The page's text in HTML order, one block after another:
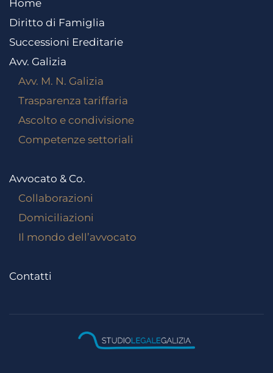
Home
Diritto di Famiglia
Successioni Ereditarie
Avv. Galizia
Avv. M. N. Galizia
Trasparenza tariffaria
Ascolto e condivisione
Competenze settoriali
Avvocato & Co.
Collaborazioni
Domiciliazioni
Il mondo dell’avvocato
Contatti